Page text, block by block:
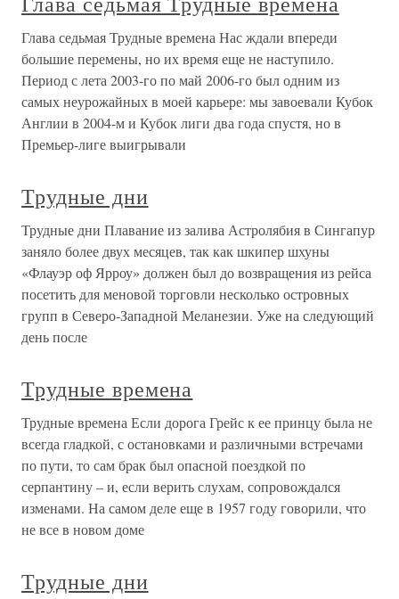
Глава седьмая Трудные времена Нас ждали впереди
большие перемены, но их время еще не наступило.
Период с лета 2003-го по май 2006-го был одним из
самых неурожайных в моей карьере: мы завоевали Кубок
Англии в 2004-м и Кубок лиги два года спустя, но в
Премьер-лиге выигрывали
Трудные дни
Трудные дни Плавание из залива Астролябия в Сингапур
заняло более двух месяцев, так как шкипер шхуны
«Флауэр оф Ярроу» должен был до возвращения из рейса
посетить для меновой торговли несколько островных
групп в Северо-Западной Меланезии. Уже на следующий
день после
Трудные времена
Трудные времена Если дорога Грейс к ее принцу была не
всегда гладкой, с остановками и различными встречами
по пути, то сам брак был опасной поездкой по
серпантину – и, если верить слухам, сопровождался
изменами. На самом деле еще в 1957 году говорили, что
не все в новом доме
Трудные дни